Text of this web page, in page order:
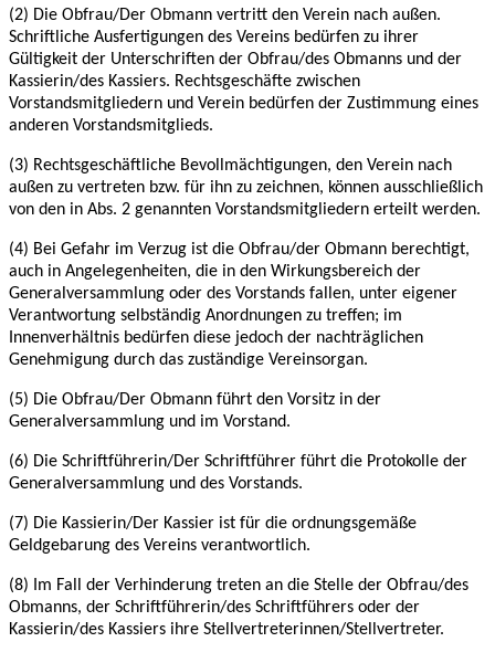
(2) Die Obfrau/Der Obmann vertritt den Verein nach außen.
Schriftliche Ausfertigungen des Vereins bedürfen zu ihrer
Gültigkeit der Unterschriften der Obfrau/des Obmanns und der
Kassierin/des Kassiers. Rechtsgeschäfte zwischen
Vorstandsmitgliedern und Verein bedürfen der Zustimmung eines
anderen Vorstandsmitglieds.
(3) Rechtsgeschäftliche Bevollmächtigungen, den Verein nach
außen zu vertreten bzw. für ihn zu zeichnen, können ausschließlich
von den in Abs. 2 genannten Vorstandsmitgliedern erteilt werden.
(4) Bei Gefahr im Verzug ist die Obfrau/der Obmann berechtigt,
auch in Angelegenheiten, die in den Wirkungsbereich der
Generalversammlung oder des Vorstands fallen, unter eigener
Verantwortung selbständig Anordnungen zu treffen; im
Innenverhältnis bedürfen diese jedoch der nachträglichen
Genehmigung durch das zuständige Vereinsorgan.
(5) Die Obfrau/Der Obmann führt den Vorsitz in der
Generalversammlung und im Vorstand.
(6) Die Schriftführerin/Der Schriftführer führt die Protokolle der
Generalversammlung und des Vorstands.
(7) Die Kassierin/Der Kassier ist für die ordnungsgemäße
Geldgebarung des Vereins verantwortlich.
(8) Im Fall der Verhinderung treten an die Stelle der Obfrau/des
Obmanns, der Schriftführerin/des Schriftführers oder der
Kassierin/des Kassiers ihre Stellvertreterinnen/Stellvertreter.